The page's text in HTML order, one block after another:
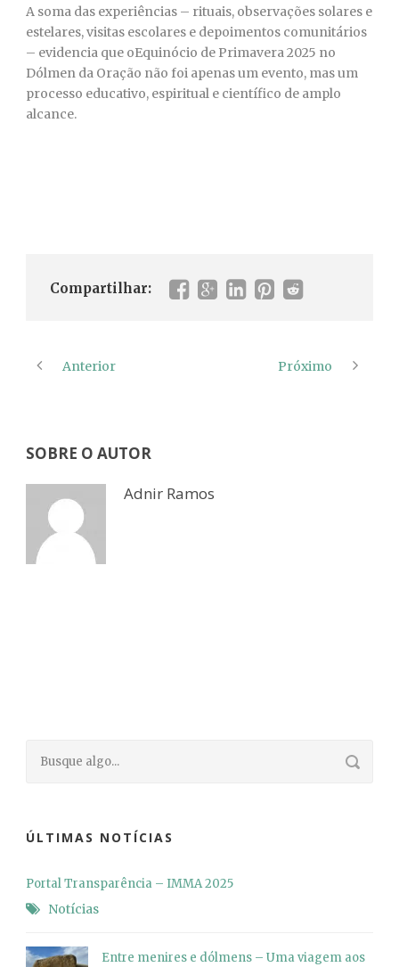
A soma das experiências – rituais, observações solares e
estelares, visitas escolares e depoimentos comunitários
– evidencia que oEquinócio de Primavera 2025 no
Dólmen da Oração não foi apenas um evento, mas um
processo educativo, espiritual e científico de amplo
alcance.
Compartilhar:
Anterior Próximo
SOBRE O AUTOR
Adnir Ramos
ÚLTIMAS NOTÍCIAS
Portal Transparência – IMMA 2025
Notícias
Entre menires e dólmens – Uma viagem aos